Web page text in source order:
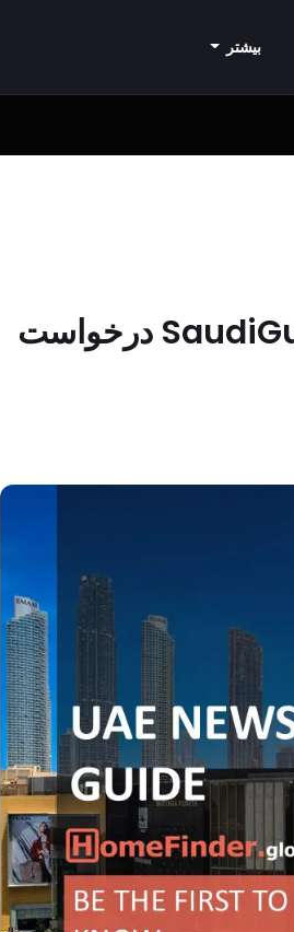
بیشتر
مشاغل و مشاغل خطوط هوایی SaudiGulf 2025 درخواست